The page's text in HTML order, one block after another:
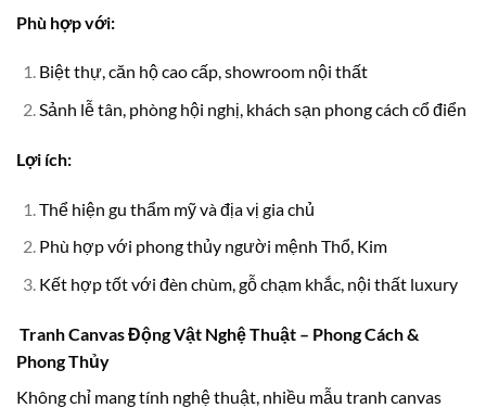
Phù hợp với:
Biệt thự, căn hộ cao cấp, showroom nội thất
Sảnh lễ tân, phòng hội nghị, khách sạn phong cách cổ điển
Lợi ích:
Thể hiện gu thẩm mỹ và địa vị gia chủ
Phù hợp với phong thủy người mệnh Thổ, Kim
Kết hợp tốt với đèn chùm, gỗ chạm khắc, nội thất luxury
Tranh Canvas Động Vật Nghệ Thuật – Phong Cách &
Phong Thủy
Không chỉ mang tính nghệ thuật, nhiều mẫu tranh canvas